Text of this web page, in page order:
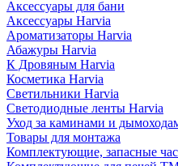
Аксессуары для бани
Аксессуары Harvia
Ароматизаторы Harvia
Абажуры Harvia
К Дровяным Harvia
Косметика Harvia
Светильники Harvia
Светодиодные ленты Harvia
Уход за каминами и
Товары для монтажа
Комплектующие, запасные